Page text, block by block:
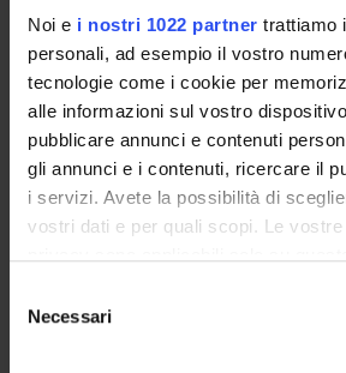
Noi e i nostri 1022 partner trattiamo
personali, ad esempio il vostro
tecnologie come i cookie per
alle informazioni sul vostro
pubblicare annunci e contenuti
gli annunci e i contenuti, ricercare il
i servizi. Avete la possibilità di
vostri dati e per quali scopi. Le
modificare o revocare il proprio
momento dalla Dichiarazione sui
Necessari
APPARATO DIGERENTE
Canale alimentare
Cavità orale
Vestibolo della bocca
Cavità orale propriamente detta
Lingua
Muscoli della lingua
Ghiandole salivari
Esofago
Stomaco